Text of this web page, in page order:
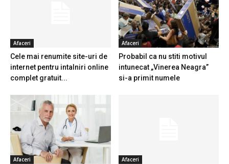
Afaceri
Cele mai renumite site-uri de
internet pentru intalniri online
complet gratuit...
Afaceri
Probabil ca nu stiti motivul
intunecat „Vinerea Neagra”
si-a primit numele
Afaceri Afaceri